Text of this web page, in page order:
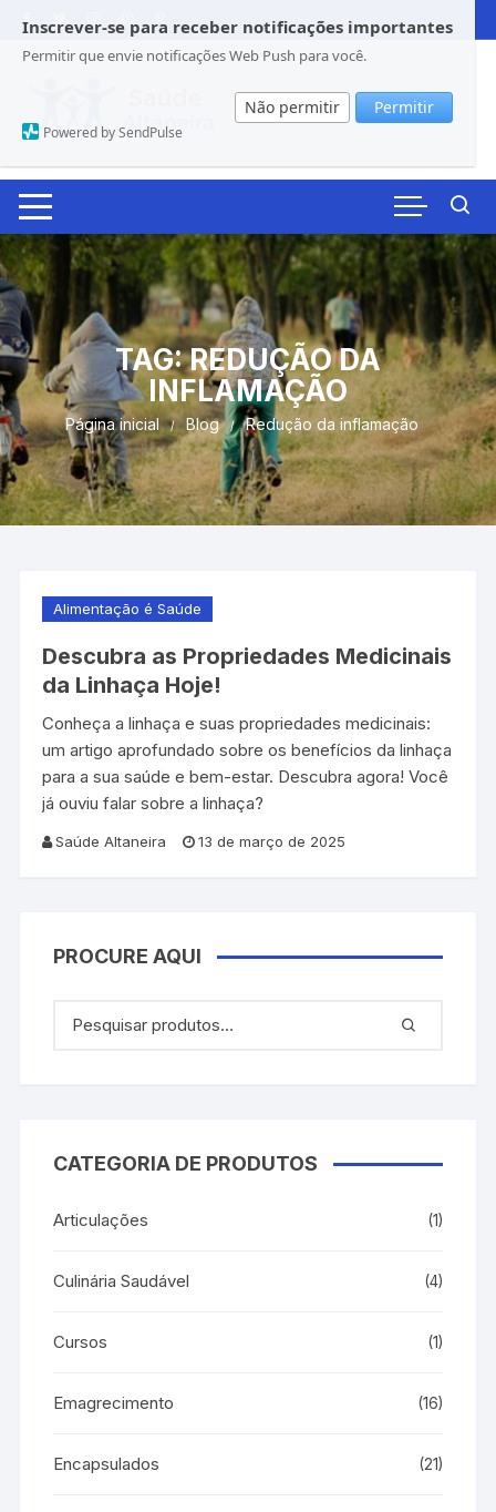
Inscrever-se para receber notificações importantes
Permitir que envie notificações Web Push para você.
Não permitir Permitir
Powered by SendPulse
para
TAG:REDUÇÃO DA
INFLAMAÇÃO
Página inicial Blog Redução da inflamação
Alimentação é Saúde
Descubra as Propriedades Medicinais
da Linhaça Hoje!
Conheça a linhaça e suas propriedades medicinais:
um artigo aprofundado sobre os benefícios da linhaça
para a sua saúde e bem-estar. Descubra agora! Você
já ouviu falar sobre a linhaça?
Saúde Altaneira 13 de março de 2025
PROCURE AQUI
CATEGORIA DE PRODUTOS
Articulações (1)
Culinária Saudável (4)
Cursos (1)
Emagrecimento (16)
Encapsulados (21)